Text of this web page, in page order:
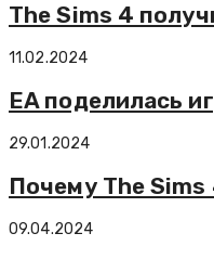
The Sims 4
11.02.2024
EA поделилась
29.01.2024
Почему The
09.04.2024